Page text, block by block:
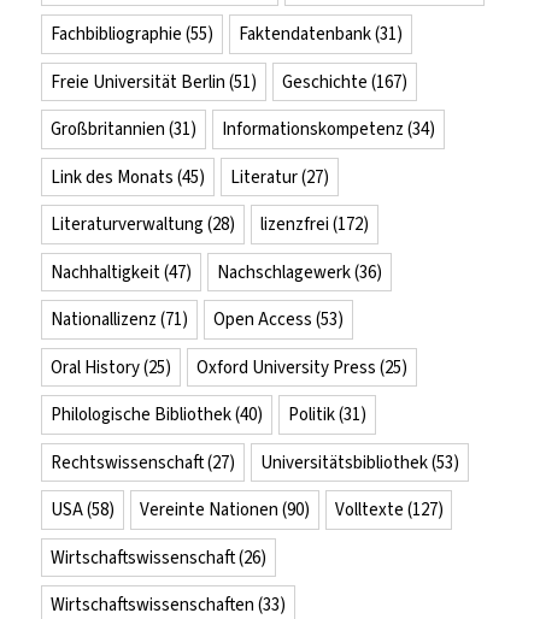
Fachbibliographie (55) Faktendatenbank(31)
Freie Universität Berlin (51) Geschichte (167)
Großbritannien (31) Informationskompetenz (34)
Link des Monats (45) Literatur(27)
Literaturverwaltung (28) lizenzfrei (172)
Nachhaltigkeit(47) Nachschlagewerk(36)
Nationallizenz (71) Open Access (53)
Oral History(25) Oxford University Press (25)
Philologische Bibliothek(40) Politik(31)
Rechtswissenschaft(27) Universitätsbibliothek(53)
USA(58) Vereinte Nationen (90) Volltexte (127)
Wirtschaftswissenschaft(26)
Wirtschaftswissenschaften (33)